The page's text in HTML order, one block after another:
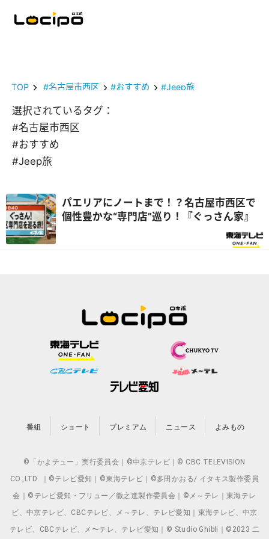
TOP #名古屋市西区 #おすすめ #Jeep旅
選択されているタグ：
#名古屋市西区
#おすすめ
#Jeep旅
パエリアにノートまで！？名古屋市西区で
個性豊かな“専門店”巡り！『ぐっさん家』
番組 ショート プレミアム ニュース よみもの
©「かよチュー」実行委員会｜©中京テレビ｜© CBC TELEVISION
CO.,LTD. ｜©テレビ愛知｜©東海テレビ｜©多田かおる/ イタキス製作委員
会｜©テレビ愛知・フリュー／徹之進製作委員会｜©メ～テレ｜東海テレ
ビ、中京テレビ、CBCテレビ、メ～テレ、テレビ愛知｜東海テレビ、中京
テレビ、CBCテレビ、メ〜テレ、テレビ愛知｜© Studio Ghibli｜©2023 二